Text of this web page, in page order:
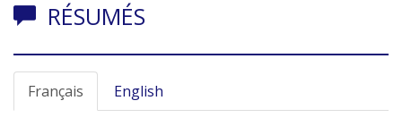
RÉSUMÉS
Français English